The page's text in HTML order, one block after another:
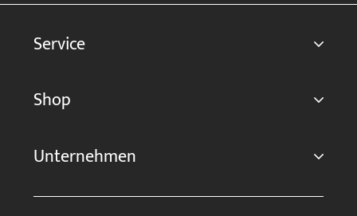
Service
Shop
Unternehmen